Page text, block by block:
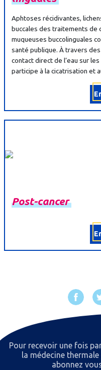
Aphtoses récidivantes,
buccales des traitements
muqueuses buccolinguales
santé publique. À travers
contact direct de l’eau sur
participe à la cicatrisation et
Post-cancer
Pour recevoir une fois
la médecine
abonnez